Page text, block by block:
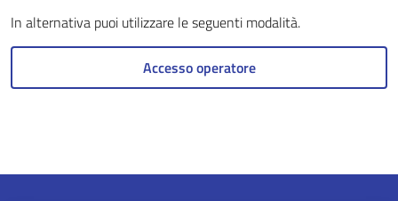
argomenti
In alternativa puoi utilizzare le seguenti modalità.
Accesso operatore